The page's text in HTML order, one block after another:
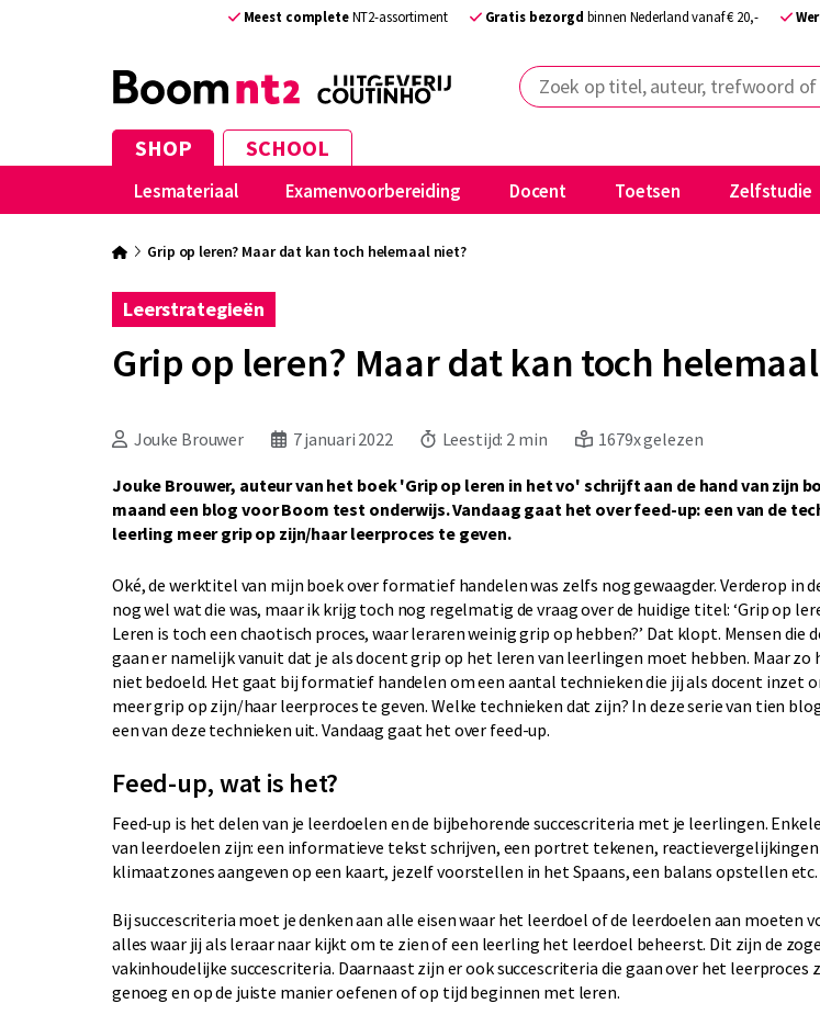
Meest completeNT2-assortiment Gratis bezorgd binnen Nederland vanaf € 20,-
Zoek op titel, auteur, trefwoord of ISBN
SHOP SCHOOL
Lesmateriaal Examenvoorbereiding Docent Toetsen Zelfstudie
Grip op leren? Maar dat kan toch helemaal niet?
Leerstrategieën
Grip op leren? Maar dat kan toch
Jouke Brouwer 7 januari 2022 Leestijd: 2 min 1679x gelezen
Jouke Brouwer, auteur van het boek 'Grip op leren in het vo' schrijft aan de hand van zijn
maand een blog voor Boom test onderwijs. Vandaag gaat het over feed-up: een van de
leerling meer grip op zijn/haar leerproces te geven.
Oké, de werktitel van mijn boek over formatief handelen was zelfs nog gewaagder. Verderop in
nog wel wat die was, maar ik krijg toch nog regelmatig de vraag over de huidige titel: ‘Grip op
Leren is toch een chaotisch proces, waar leraren weinig grip op hebben?’ Dat klopt. Mensen die
gaan er namelijk vanuit dat je als docent grip op het leren van leerlingen moet hebben. Maar zo
niet bedoeld. Het gaat bij formatief handelen om een aantal technieken die jij als docent inzet
meer grip op zijn/haar leerproces te geven. Welke technieken dat zijn? In deze serie van tien
een van deze technieken uit. Vandaag gaat het over feed-up.
Feed-up, wat is het?
Feed-up is het delen van je leerdoelen en de bijbehorende succescriteria met je leerlingen.
van leerdoelen zijn: een informatieve tekst schrijven, een portret tekenen,
klimaatzones aangeven op een kaart, jezelf voorstellen in het Spaans, een balans opstellen etc.
Bij succescriteria moet je denken aan alle eisen waar het leerdoel of de leerdoelen aan moeten
alles waar jij als leraar naar kijkt om te zien of een leerling het leerdoel beheerst. Dit zijn de
vakinhoudelijke succescriteria. Daarnaast zijn er ook succescriteria die gaan over het leerproces
genoeg en op de juiste manier oefenen of op tijd beginnen met leren.